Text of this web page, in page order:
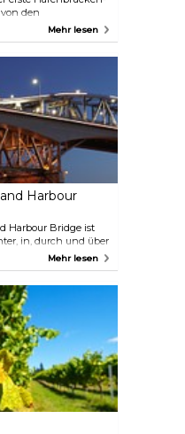
den
– AJ Hackett
Springer stürzen
Die Brücke ist 40
aufregender
sich für eine
Sie eine
Mehr lesen
Harbour
Harbour Bridge ist
in, durch und über
Auckland. In
bietet diese
und die
Geologie,
sowie einige
Mehr lesen